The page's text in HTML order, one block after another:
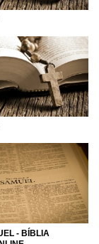
- BÍBLIA